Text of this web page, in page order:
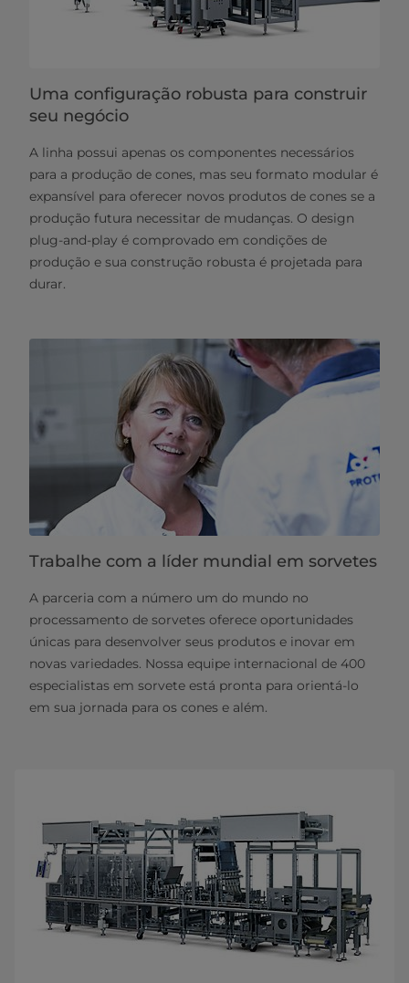
Uma configuração robusta para construir
seu negócio
A linha possui apenas os componentes necessários
para a produção de cones, mas seu formato modular é
expansível para oferecer novos produtos de cones se a
produção futura necessitar de mudanças. O design
plug-and-play é comprovado em condições de
produção e sua construção robusta é projetada para
durar.
Trabalhe com a líder mundial em sorvetes
A parceria com a número um do mundo no
processamento de sorvetes oferece oportunidades
únicas para desenvolver seus produtos e inovar em
novas variedades. Nossa equipe internacional de 400
especialistas em sorvete está pronta para orientá-lo
em sua jornada para os cones e além.